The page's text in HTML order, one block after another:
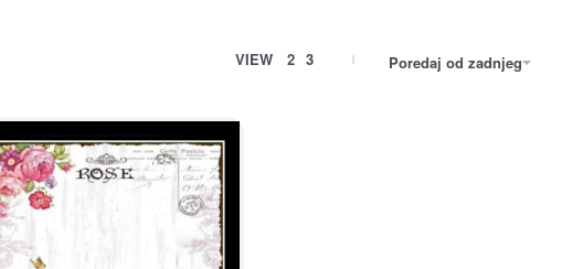
VIEW 2 3 Poredaj od zadnjeg